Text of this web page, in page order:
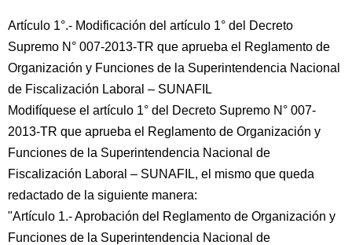
Artículo 1°.- Modificación del artículo 1° del Decreto
Supremo N° 007-2013-TR que aprueba el Reglamento de
Organización y Funciones de la Superintendencia Nacional
de Fiscalización Laboral – SUNAFIL
Modifíquese el artículo 1° del Decreto Supremo N° 007-
2013-TR que aprueba el Reglamento de Organización y
Funciones de la Superintendencia Nacional de
Fiscalización Laboral – SUNAFIL, el mismo que queda
redactado de la siguiente manera:
"Artículo 1.- Aprobación del Reglamento de Organización y
Funciones de la Superintendencia Nacional de